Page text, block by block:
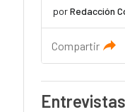
porRedacción
Compartir
Entrevistas